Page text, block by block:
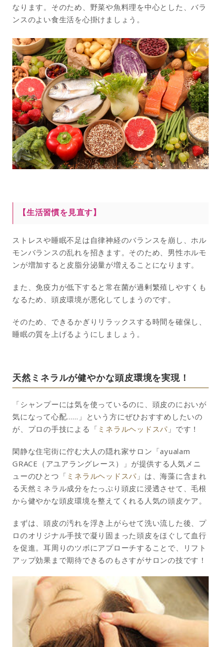
なります。そのため、野菜や魚料理を中心とした、バラ
ンスのよい食生活を心掛けましょう。
【生活習慣を見直す】
ストレスや睡眠不足は自律神経のバランスを崩し、ホル
モンバランスの乱れを招きます。そのため、男性ホルモ
ンが増加すると皮脂分泌量が増えることになります。
また、免疫力が低下すると常在菌が過剰繁殖しやすくも
なるため、頭皮環境が悪化してしまうのです。
そのため、できるかぎりリラックスする時間を確保し、
睡眠の質を上げるようにしましょう。
天然ミネラルが健やかな頭皮環境を実現！
「シャンプーには気を使っているのに、頭皮のにおいが
気になって心配……」という方にぜひおすすめしたいの
が、プロの手技による「 ミネラルヘッドスパ 」です！
閑静な住宅街に佇む大人の隠れ家サロン「ayualam
GRACE（アユアラングレース）」が提供する人気メニ
ューのひとつ「 ミネラルヘッドスパ 」は、海藻に含まれ
る天然ミネラル成分をたっぷり頭皮に浸透させて、毛根
から健やかな頭皮環境を整えてくれる人気の頭皮ケア。
まずは、頭皮の汚れを浮き上がらせて洗い流した後、プ
ロのオリジナル手技で凝り固まった頭皮をほぐして血行
を促進。耳周りのツボにアプローチすることで、リフト
アップ効果まで期待できるのもさすがサロンの技です！